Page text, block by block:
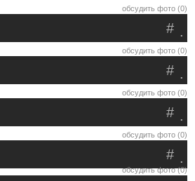
обсудить фото (0)
.
#
обсудить фото (0)
.
#
обсудить фото (0)
.
#
обсудить фото (0)
.
#
обсудить фото (0)